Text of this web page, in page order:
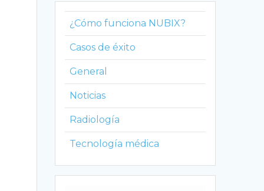
¿Cómo funciona NUBIX?
Casos de éxito
General
Noticias
Radiología
Tecnología médica